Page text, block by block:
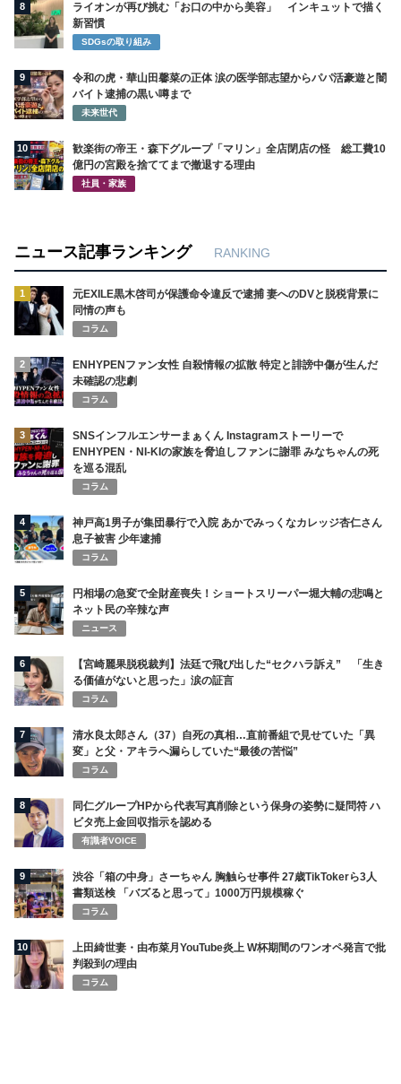
8
ライオンが再び挑む「お口の中から美容」 インキュットで描く
新習慣
SDGsの取り組み
9
令和の虎・華山田馨菜の正体 涙の医学部志望からパパ活豪遊と闇
バイト逮捕の黒い噂まで
未来世代
10
歓楽街の帝王・森下グループ「マリン」全店閉店の怪 総工費10
億円の宮殿を捨ててまで撤退する理由
社員・家族
ニュース記事ランキング RANKING
1
元EXILE黒木啓司が保護命令違反で逮捕 妻へのDVと脱税背景に
同情の声も
コラム
2
ENHYPENファン女性 自殺情報の拡散 特定と誹謗中傷が生んだ
未確認の悲劇
コラム
3
SNSインフルエンサーまぁくん Instagramストーリーで
ENHYPEN・NI-KIの家族を脅迫しファンに謝罪 みなちゃんの死
を巡る混乱
コラム
4
神戸高1男子が集団暴行で入院 あかでみっくなカレッジ杏仁さん
息子被害 少年逮捕
コラム
5
円相場の急変で全財産喪失！ショートスリーパー堀大輔の悲鳴と
ネット民の辛辣な声
ニュース
6
【宮崎麗果脱税裁判】法廷で飛び出した“セクハラ訴え” 「生き
る価値がないと思った」涙の証言
コラム
7
清水良太郎さん（37）自死の真相…直前番組で見せていた「異
変」と父・アキラへ漏らしていた“最後の苦悩”
コラム
8
同仁グループHPから代表写真削除という保身の姿勢に疑問符 ハ
ビタ売上金回収指示を認める
有識者VOICE
9
渋谷「箱の中身」さーちゃん 胸触らせ事件 27歳TikTokerら3人
書類送検 「バズると思って」1000万円規模稼ぐ
コラム
10
上田綺世妻・由布菜月YouTube炎上 W杯期間のワンオペ発言で批
判殺到の理由
コラム